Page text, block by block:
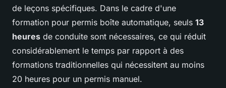
de leçons spécifiques. Dans le cadre d'une
formation pour permis boîte automatique, seuls 13
heures de conduite sont nécessaires, ce qui réduit
considérablement le temps par rapport à des
formations traditionnelles qui nécessitent au moins
20 heures pour un permis manuel.